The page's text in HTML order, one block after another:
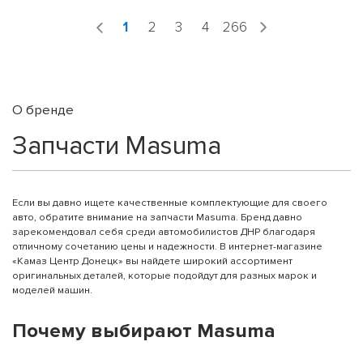
1 2 3 4 266
О бренде
Запчасти Masuma
Если вы давно ищете качественные комплектующие для своего
авто, обратите внимание на запчасти Masuma. Бренд давно
зарекомендовал себя среди автомобилистов ДНР благодаря
отличному сочетанию цены и надежности. В интернет-магазине
«Камаз Центр Донецк» вы найдете широкий ассортимент
оригинальных деталей, которые подойдут для разных марок и
моделей машин.
Почему выбирают Masuma